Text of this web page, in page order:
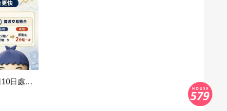
台股「關禁閉」大改版！8月10日處置新制上...